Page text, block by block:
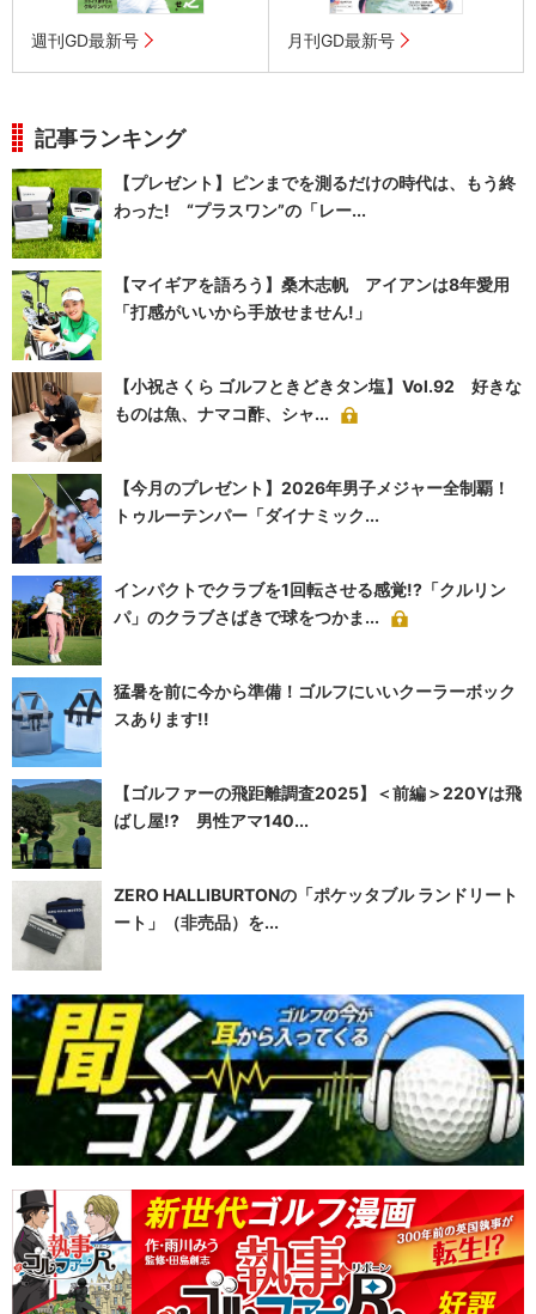
週刊GD最新号 月刊GD最新号
記事ランキング
【プレゼント】ピンまでを測るだけの時代は、もう終
わった! “プラスワン”の「レー...
【マイギアを語ろう】桑木志帆 アイアンは8年愛用
「打感がいいから手放せません!」
【小祝さくら ゴルフときどきタン塩】Vol.92 好きな
ものは魚、ナマコ酢、シャ...
【今月のプレゼント】2026年男子メジャー全制覇！
トゥルーテンパー「ダイナミック...
インパクトでクラブを1回転させる感覚!?「クルリン
パ」のクラブさばきで球をつかま...
猛暑を前に今から準備！ゴルフにいいクーラーボック
スあります!!
【ゴルファーの飛距離調査2025】＜前編＞220Yは飛
ばし屋!? 男性アマ140...
ZERO HALLIBURTONの「ポケッタブル ランドリート
ート」（非売品）を...